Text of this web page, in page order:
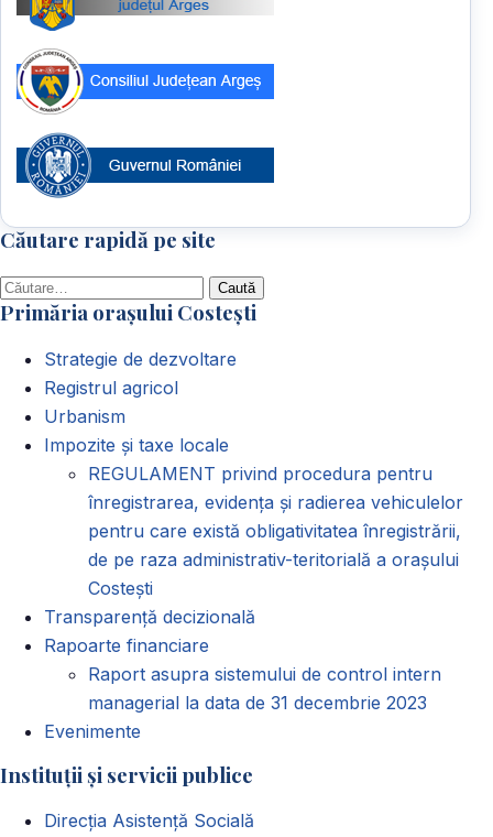
Căutare rapidă pe site
Caută
după:
Primăria orașului Costești
Strategie de dezvoltare
Registrul agricol
Urbanism
Impozite și taxe locale
REGULAMENT privind procedura pentru
înregistrarea, evidența și radierea vehiculelor
pentru care există obligativitatea înregistrării,
de pe raza administrativ-teritorială a orașului
Costești
Transparență decizională
Rapoarte financiare
Raport asupra sistemului de control intern
managerial la data de 31 decembrie 2023
Evenimente
Instituții și servicii publice
Direcția Asistență Socială